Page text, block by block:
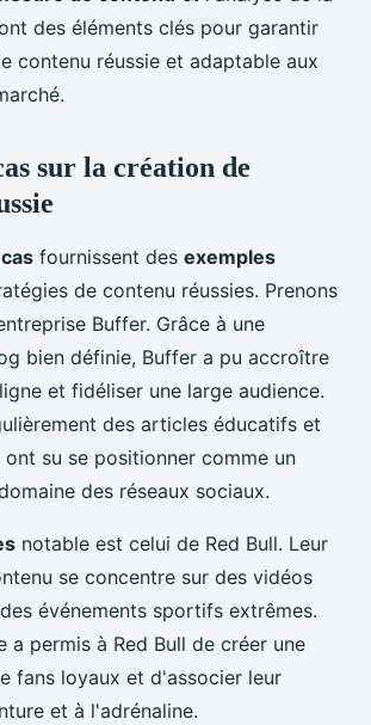
des éléments clés pour garantir
contenu réussie et adaptable aux
sur la création de
fournissent des exemples
de contenu réussies. Prenons
Buffer. Grâce à une
bien définie, Buffer a pu accroître
et fidéliser une large audience.
des articles éducatifs et
ont su se positionner comme un
des réseaux sociaux.
notable est celui de Red Bull. Leur
se concentre sur des vidéos
événements sportifs extrêmes.
a permis à Red Bull de créer une
fans loyaux et d'associer leur
et à l'adrénaline.